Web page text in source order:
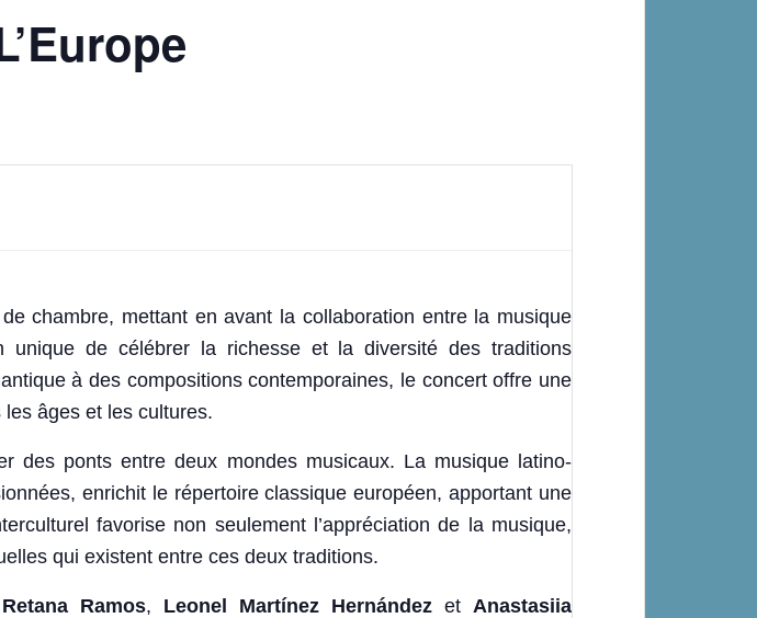
chambre, mettant en avant la collaboration entre la musique
unique de célébrer la richesse et la diversité des traditions
à des compositions contemporaines, le concert offre une
âges et les cultures.
des ponts entre deux mondes musicaux. La musique latino-
enrichit le répertoire classique européen, apportant une
favorise non seulement l’appréciation de la musique,
qui existent entre ces deux traditions.
Ramos, Leonel Martínez HernándezetAnastasiia